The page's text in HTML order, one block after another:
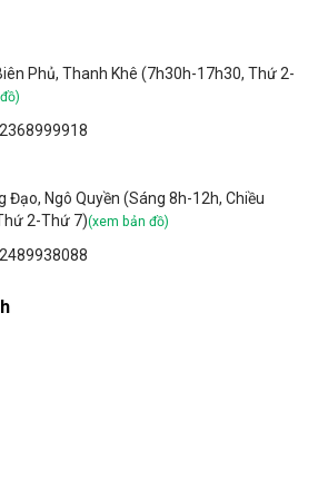
tại trong 1 căn hộ sang trọng
cổ điển
cách tân cổ điển chính là sự
Phủ, Thanh Khê (7h30h-17h30, Thứ 2-
Đạo, Ngô Quyền (Sáng 8h-12h, Chiều
2-Thứ 7)(xem bản đồ)